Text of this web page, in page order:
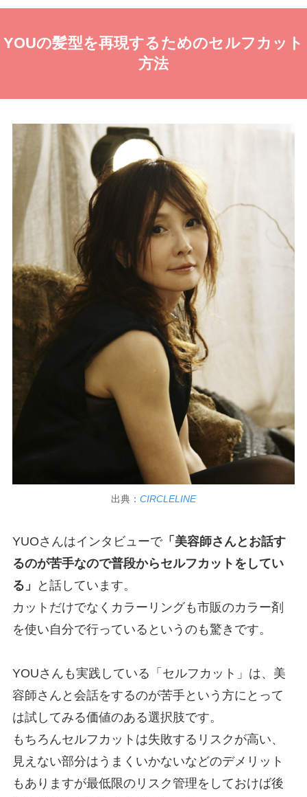
YOUの髪型を再現するためのセルフカット
方法
出典： CIRCLELINE
YUOさんはインタビューで「美容師さんとお話す
るのが苦手なので普段からセルフカットをしてい
る」
と話しています。
カットだけでなくカラーリングも市販のカラー剤
を使い自分で行っているというのも驚きです。
YOUさんも実践している「セルフカット」は、美
容師さんと会話をするのが苦手という方にとって
は試してみる価値のある選択肢です。
もちろんセルフカットは失敗するリスクが高い、
見えない部分はうまくいかないなどのデメリット
もありますが最低限のリスク管理をしておけば後